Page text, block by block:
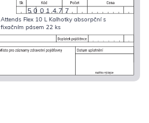
5001477
Attends Flex 10 L Kalhotky absorpční s
fixačním pásem 22 ks